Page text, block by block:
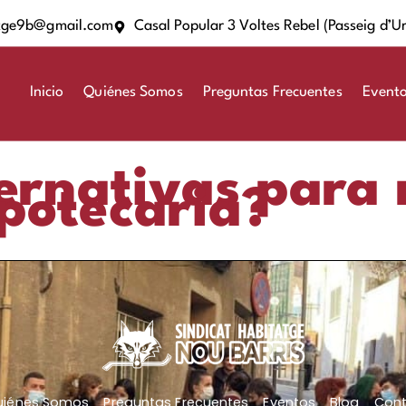
Casal Popular 3 Voltes Rebel (Passeig
Inicio Quiénes Somos Preguntas Frecuentes
para